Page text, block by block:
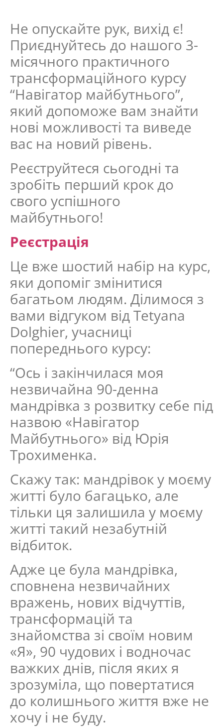
Не опускайте рук, вихід є!
Приєднуйтесь до нашого 3-
місячного практичного
трансформаційного курсу
“Навігатор майбутнього”,
який допоможе вам знайти
нові можливості та виведе
вас на новий рівень.
Реєструйтеся сьогодні та
зробіть перший крок до
свого успішного
майбутнього!
Реєстрація
Це вже шостий набір на курс,
яки допоміг змінитися
багатьом людям. Ділимося з
вами відгуком від Tetyana
Dolghier, учасниці
попереднього курсу:
“Ось і закінчилася моя
незвичайна 90-денна
мандрівка з розвитку себе під
назвою «Навігатор
Майбутнього» від Юрія
Трохименка.
Скажу так: мандрівок у моєму
житті було багацько, але
тільки ця залишила у моєму
житті такий незабутній
відбиток.
Адже це була мандрівка,
сповнена незвичайних
вражень, нових відчуттів,
трансформацій та
знайомства зі своїм новим
«Я», 90 чудових і водночас
важких днів, після яких я
зрозуміла, що повертатися
до колишнього життя вже не
хочу і не буду.